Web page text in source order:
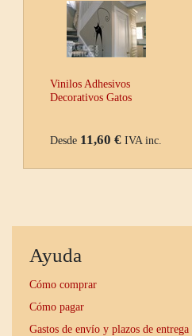
Vinilos Adhesivos
Decorativos Gatos
Desde 11,60 € IVA inc.
Ayuda
Cómo comprar
Cómo pagar
Gastos de envío y plazos de entrega